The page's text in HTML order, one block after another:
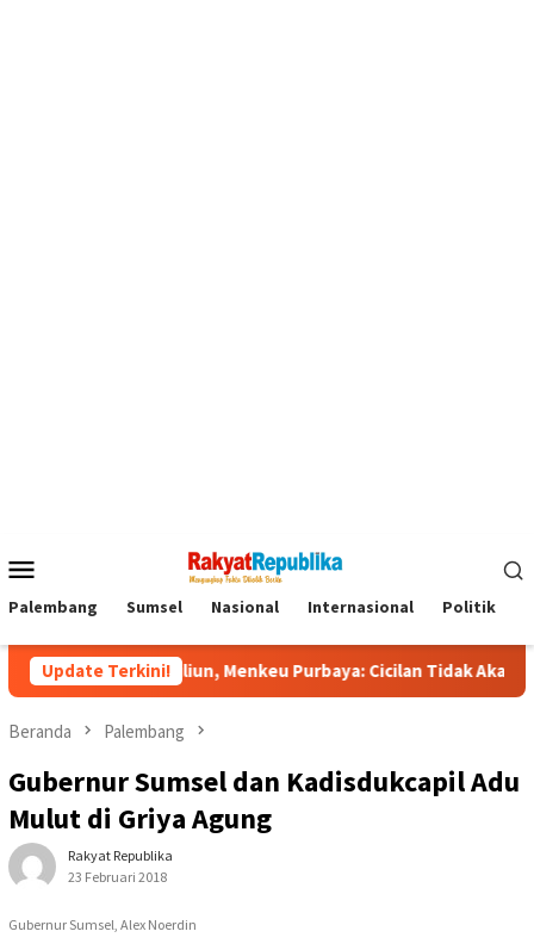
Mobile
Palembang Sumsel Nasional Internasional Politik
Update Terkini!
Triliun, Menkeu Purbaya: Cicilan Tidak Akan Molor
Beranda Palembang
Gubernur Sumsel dan Kadisdukcapil Adu
Mulut di Griya Agung
Rakyat Republika
23 Februari 2018
Gubernur Sumsel, Alex Noerdin